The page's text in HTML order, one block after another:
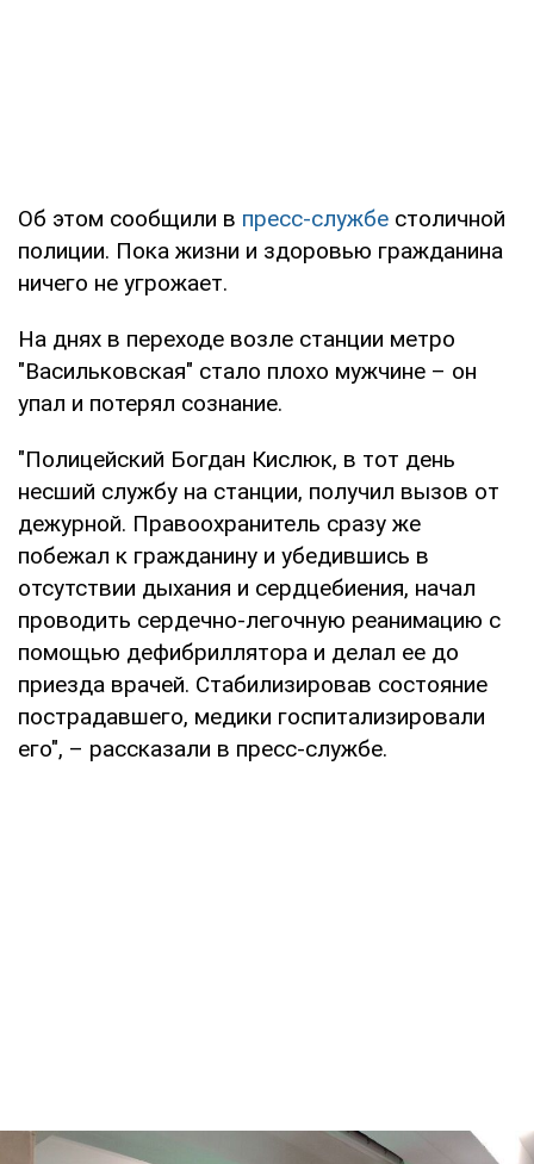
Об этом сообщили в пресс-службе столичной
полиции. Пока жизни и здоровью гражданина
ничего не угрожает.
На днях в переходе возле станции метро
"Васильковская" стало плохо мужчине – он
упал и потерял сознание.
"Полицейский Богдан Кислюк, в тот день
несший службу на станции, получил вызов от
дежурной. Правоохранитель сразу же
побежал к гражданину и убедившись в
отсутствии дыхания и сердцебиения, начал
проводить сердечно-легочную реанимацию с
помощью дефибриллятора и делал ее до
приезда врачей. Стабилизировав состояние
пострадавшего, медики госпитализировали
его", – рассказали в пресс-службе.